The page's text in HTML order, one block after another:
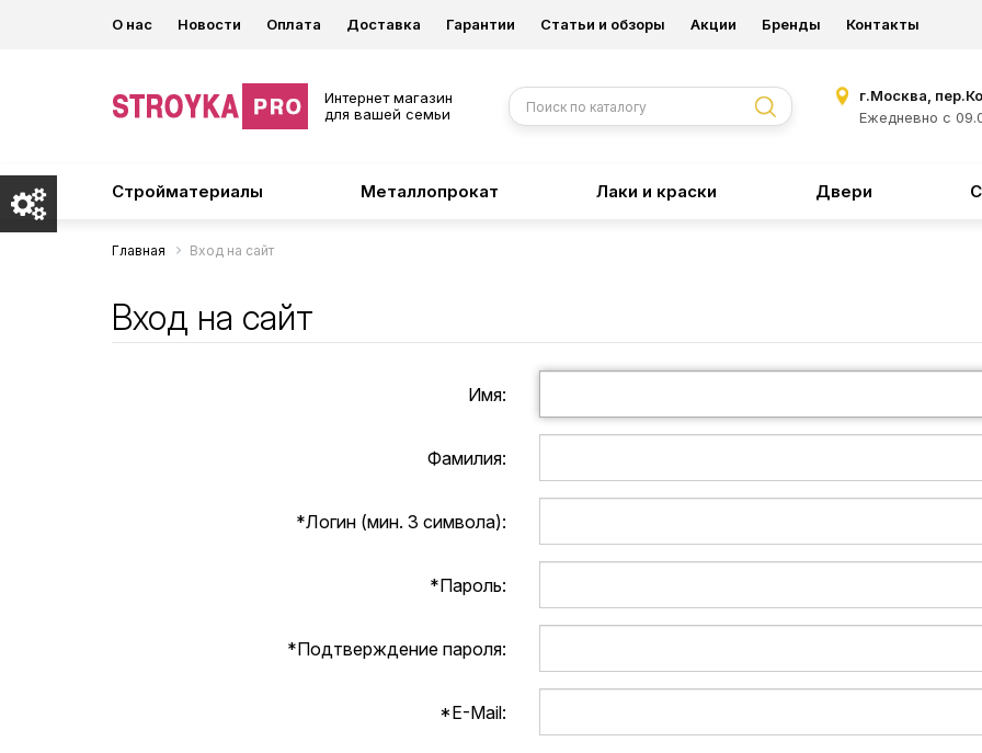
О нас Новости Оплата Доставка Гарантии Статьи и обзоры Акции Бренды Контакты
Интернет магазин
для вашей семьи
г.Москва,
Ежедневно с
Стройматериалы Металлопрокат Лаки и краски Двери
Главная Вход на сайт
Вход на сайт
Имя:
Фамилия:
*Логин (мин. 3 символа):
*Пароль:
*Подтверждение пароля:
*E-Mail: